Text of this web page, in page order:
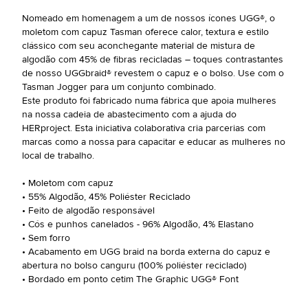
Nomeado em homenagem a um de nossos ícones UGG®, o
moletom com capuz Tasman oferece calor, textura e estilo
clássico com seu aconchegante material de mistura de
algodão com 45% de fibras recicladas – toques contrastantes
de nosso UGGbraid® revestem o capuz e o bolso. Use com o
Tasman Jogger para um conjunto combinado.
Este produto foi fabricado numa fábrica que apoia mulheres
na nossa cadeia de abastecimento com a ajuda do
HERproject. Esta iniciativa colaborativa cria parcerias com
marcas como a nossa para capacitar e educar as mulheres no
local de trabalho.
• Moletom com capuz
• 55% Algodão, 45% Poliéster Reciclado
• Feito de algodão responsável
• Cós e punhos canelados - 96% Algodão, 4% Elastano
• Sem forro
• Acabamento em UGG braid na borda externa do capuz e
abertura no bolso canguru (100% poliéster reciclado)
• Bordado em ponto cetim The Graphic UGG® Font